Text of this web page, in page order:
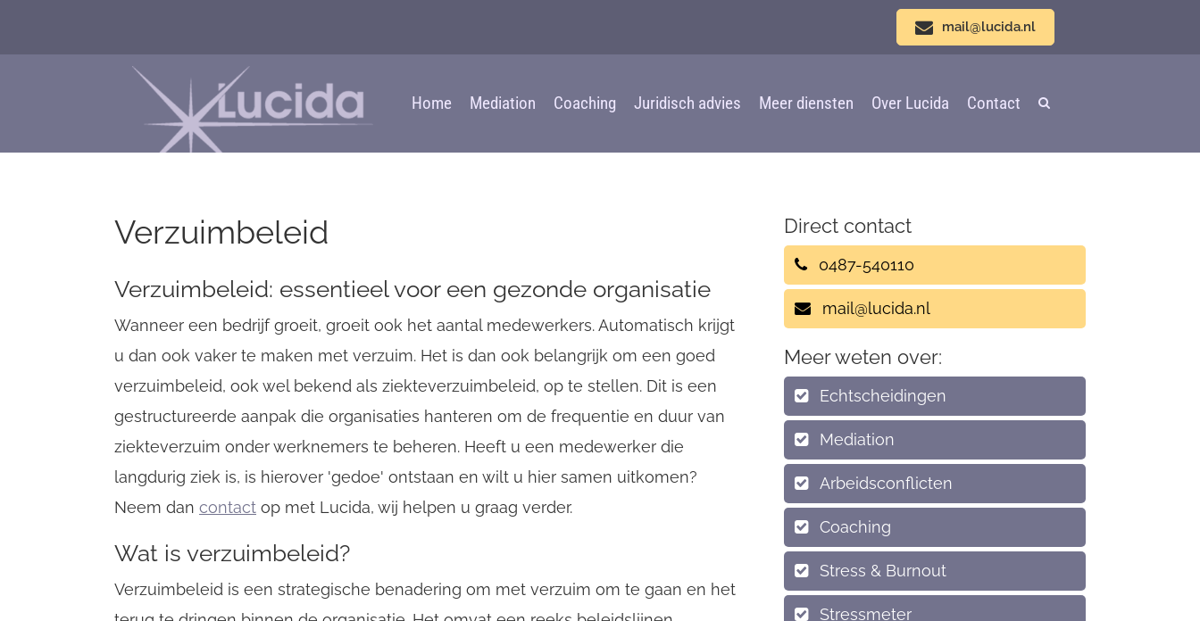
mail@lucida.nl
Home Mediation Coaching Juridisch advies Meer diensten Over Lucida Contact
Verzuimbeleid
Verzuimbeleid: essentieel voor een gezonde organisatie
Wanneer een bedrijf groeit, groeit ook het aantal medewerkers. Automatisch krijgt
u dan ook vaker te maken met verzuim. Het is dan ook belangrijk om een goed
verzuimbeleid, ook wel bekend als ziekteverzuimbeleid, op te stellen. Dit is een
gestructureerde aanpak die organisaties hanteren om de frequentie en duur van
ziekteverzuim onder werknemers te beheren. Heeft u een medewerker die
langdurig ziek is, is hierover 'gedoe' ontstaan en wilt u hier samen uitkomen?
Neem dan contact op met Lucida, wij helpen u graag verder.
Wat is verzuimbeleid?
Verzuimbeleid is een strategische benadering om met verzuim om te gaan en het
Direct contact
0487-540110
mail@lucida.nl
Meer weten over:
Echtscheidingen
Mediation
Arbeidsconflicten
Coaching
Stress & Burnout
Stressmeter
CompanyName
Username
Email